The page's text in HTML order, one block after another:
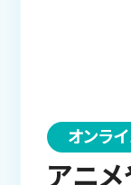
オンラ
アニ